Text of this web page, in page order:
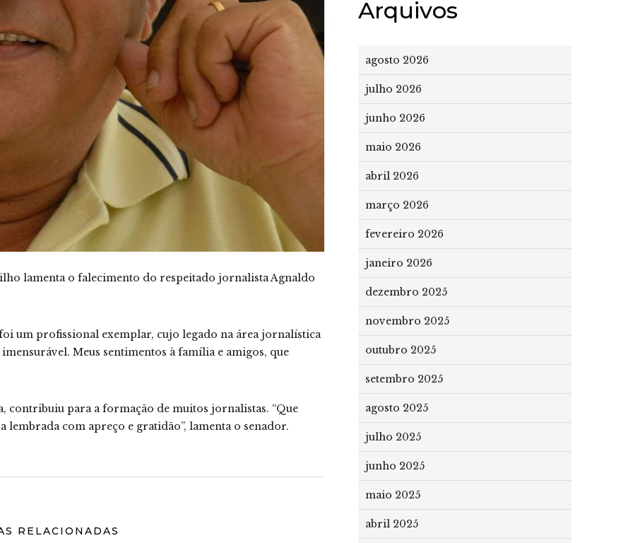
lamenta o falecimento do respeitado jornalista Agnaldo
um profissional exemplar, cujo legado na área jornalística
Meus sentimentos à família e amigos, que
contribuiu para a formação de muitos jornalistas. “Que
lembrada com apreço e gratidão”, lamenta o senador.
RELACIONADAS
Arquivos
agosto 2026
julho 2026
junho 2026
maio 2026
abril 2026
março 2026
fevereiro 2026
janeiro 2026
dezembro 2025
novembro 2025
outubro 2025
setembro 2025
agosto 2025
julho 2025
junho 2025
maio 2025
abril 2025